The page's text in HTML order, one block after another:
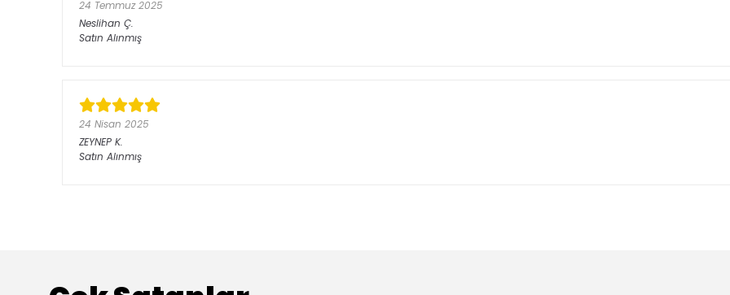
24 Temmuz 2025
Neslihan Ç.
Satın Alınmış
24 Nisan 2025
ZEYNEP K.
Satın Alınmış